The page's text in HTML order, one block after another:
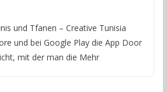
und Tfanen – Creative Tunisia
und bei Google Play die App Door
mit der man die Mehr